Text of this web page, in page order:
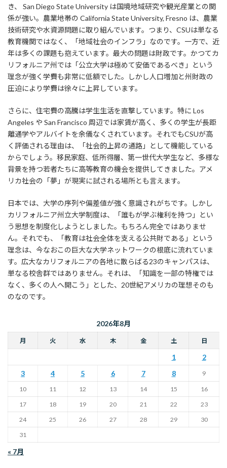
き、 San Diego State University は国境地域研究や観光産業との関
係が強い。農業地帯の California State University, Fresno は、農業
技術研究や水資源問題に取り組んでいます。つまり、CSUは単なる
教育機関ではなく、「地域社会のインフラ」なのです。一方で、近
年は多くの課題も抱えています。最大の問題は財政です。かつてカ
リフォルニア州では「公立大学は極めて安価であるべき」という
理念が強く学費も非常に低額でした。しかし人口増加と州財政の
圧迫により学費は徐々に上昇しています。
さらに、住宅費の高騰は学生生活を直撃しています。特に Los
Angeles や San Francisco 周辺では家賃が高く、多くの学生が長距
離通学やアルバイトを余儀なくされています。それでもCSUが高
く評価される理由は、「社会的上昇の通路」として機能している
からでしょう。移民家庭、低所得層、第一世代大学生など、多様な
背景を持つ若者たちに高等教育の機会を提供してきました。アメ
リカ社会の「夢」が現実に試される場所とも言えます。
日本では、大学の序列や偏差値が強く意識されがちです。しかし
カリフォルニア州立大学制度は、「誰もが学ぶ権利を持つ」とい
う思想を制度化しようとしました。もちろん完全ではありませ
ん。それでも、「教育は社会全体を支える公共財である」という
理念は、今なおこの巨大な大学ネットワークの根底に流れていま
す。広大なカリフォルニアの各地に散らばる23のキャンパスは、
単なる校舎群ではありません。それは、「知識を一部の特権では
なく、多くの人へ開こう」とした、20世紀アメリカの理想そのも
のなのです。
2026年8月
月 火 水 木 金 土 日
1
2
3
4 5 6 7 8 9
10 11 12 13 14 15
16
17
18 19 20 21 22
23
24
25 26 27 28 29
30
31
« 7月